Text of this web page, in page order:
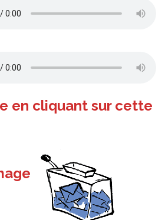
en cliquant sur cette